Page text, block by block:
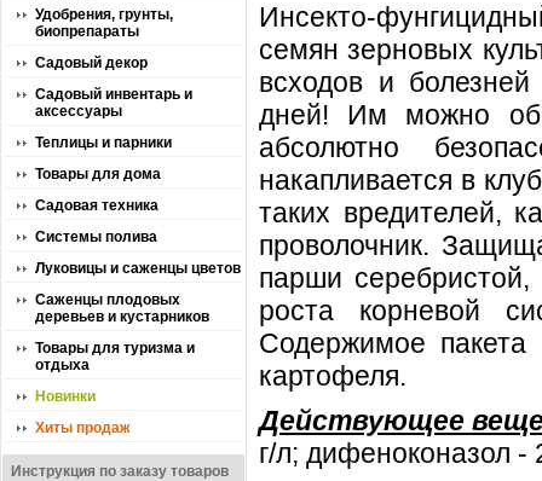
Удобрения, грунты,
биопрепараты
Садовый декор
Садовый инвентарь и
аксессуары
Теплицы и парники
Товары для дома
Садовая техника
Системы полива
Луковицы и саженцы цветов
Саженцы плодовых
деревьев и кустарников
Товары для туризма и
отдыха
Новинки
Хиты продаж
Инструкция по заказу товаров
Инсекто-
семян зерновых
всходов и
дней! Им можно
абсолютно
накапливается в
таких вредителей,
проволочник.
парши серебристой,
роста корневой
Содержимое пакета
картофеля.
Действующее
г/л; дифеноконазол -